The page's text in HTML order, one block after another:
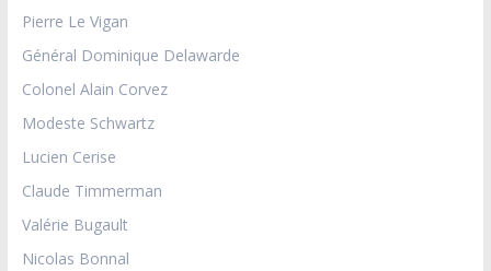
Pierre Le Vigan
Général Dominique Delawarde
Colonel Alain Corvez
Modeste Schwartz
Lucien Cerise
Claude Timmerman
Valérie Bugault
Nicolas Bonnal